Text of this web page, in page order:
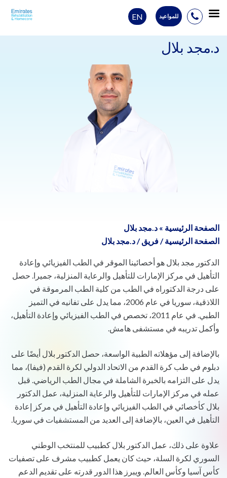
Skip
content
للمواعيد EN
د.مجد بلال
الصفحة الرئيسية » د.مجد بلال
الصفحة الرئيسية /فريق /د.مجد بلال
الدكتور مجد بلال هو أخصائينا الموقر في الطب الفيزيائي وإعادة
التأهيل في مركز الإمارات للتأهيل والرعاية المنزلية، جميرا. حصل
على درجة الدكتوراه في الطب من كلية الطب المرموقة في
اللاذقية، سوريا في عام 2006، مما يدل على تفانيه في التميز
الطبي. في عام 2011، تخصص في الطب الفيزيائي وإعادة التأهيل،
وأكمل تدريبه في مستشفى هامش.
بالإضافة إلى مؤهلاته الطبية الواسعة، حصل الدكتور بلال أيضًا على
دبلوم في طب كرة القدم من الاتحاد الدولي لكرة القدم (فيفا)، مما
يدل على التزامه بالخبرة الشاملة في مجال الطب الرياضي. قبل
عمله في مركز الإمارات للتأهيل والرعاية المنزلية، عمل الدكتور
بلال كأخصائي في الطب الفيزيائي وإعادة التأهيل في مركز إعادة
التأهيل في العين، بالإضافة إلى العديد من المستشفيات في سوريا.
علاوة على ذلك، عمل الدكتور بلال كطبيب للمنتخب الوطني
السوري لكرة السلة، حيث كان يعمل كطبيب مشرف على تصفيات
كأس آسيا وكأس العالم. ويبرز هذا الدور قدرته على تقديم الدعم